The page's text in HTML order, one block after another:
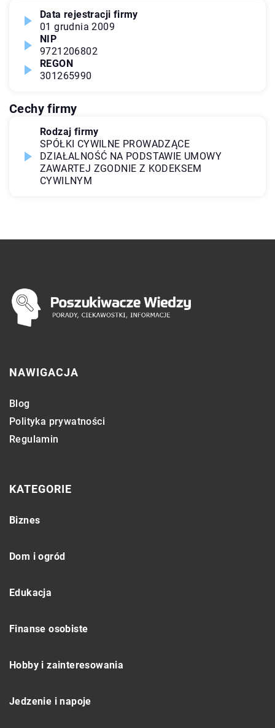
Data rejestracji firmy
01 grudnia 2009
NIP
9721206802
REGON
301265990
Cechy firmy
Rodzaj firmy
SPÓŁKI CYWILNE PROWADZĄCE
DZIAŁALNOŚĆ NA PODSTAWIE UMOWY
ZAWARTEJ ZGODNIE Z KODEKSEM
CYWILNYM
NAWIGACJA
Blog
Polityka prywatności
Regulamin
KATEGORIE
Biznes
Dom i ogród
Edukacja
Finanse osobiste
Hobby i zainteresowania
Jedzenie i napoje